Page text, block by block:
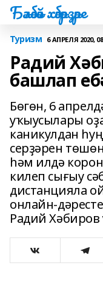
Бәләбәй хәбәрҙәре
Туризм 6 АПРЕЛЯ 2020,
Радий
башлап
Бөгөн, 6
уҡыусылары
каникулдан
серҙәрен
һәм илдә
килеп сығыу
дистанцияла
онлайн-
Радий Хәбиров